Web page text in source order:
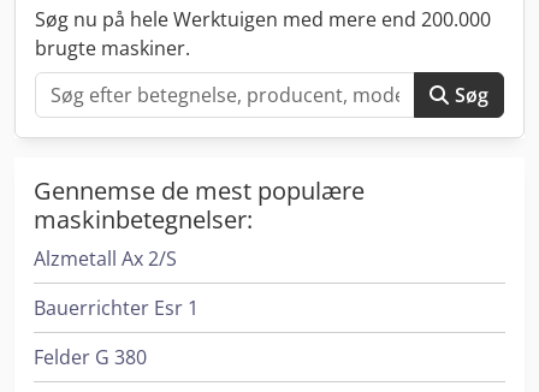
Søg nu på hele Werktuigen med mere end 200.000
brugte maskiner.
Søg
Gennemse de mest populære
maskinbetegnelser:
Alzmetall Ax 2/S
Bauerrichter Esr 1
Felder G 380